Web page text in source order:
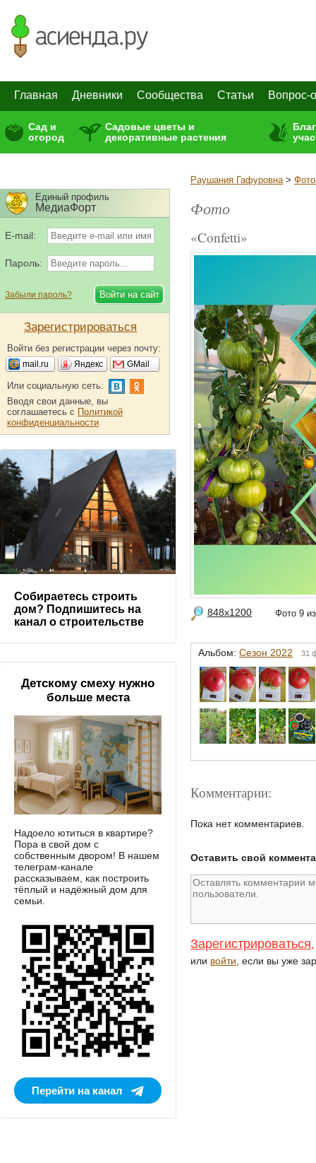
Главная Дневники Сообщества Статьи Вопрос-
Сад и
огород
Садовые цветы и
декоративные растения
Раушания Гафуровна>
Фото
«Confetti»
848x1200 Фото 9
Альбом: Сезон 2022 31
Комментарии:
Пока нет комментариев.
Оставить свой
Зарегистрироваться,
или войти , если вы уже
Единый профиль
МедиаФорт
E-mail:
Пароль:
Забыли пароль?
Зарегистрироваться
Войти без регистрации через почту:
mail.ru Яндекс GMail
Или социальную сеть:
Вводя свои данные, вы
соглашаетесь с Политикой
конфиденциальности
Собираетесь строить
дом? Подпишитесь на
канал о строительстве
Детскому смеху нужно
больше места
Надоело ютиться в квартире?
Пора в свой дом с
собственным двором! В нашем
телеграм-канале
рассказываем, как построить
тёплый и надёжный дом для
семьи.
Перейти на канал